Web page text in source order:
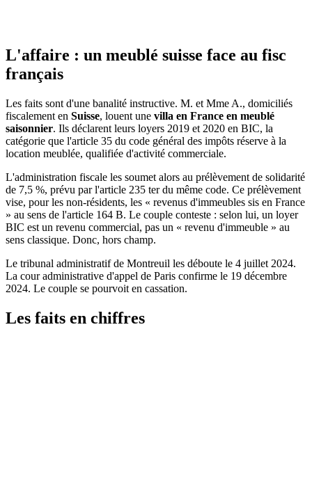
L'affaire : un meublé suisse face au fisc
français
Les faits sont d'une banalité instructive. M. et Mme A., domiciliés
fiscalement en Suisse, louent une villa en France en meublé
saisonnier. Ils déclarent leurs loyers 2019 et 2020 en BIC, la
catégorie que l'article 35 du code général des impôts réserve à la
location meublée, qualifiée d'activité commerciale.
L'administration fiscale les soumet alors au prélèvement de solidarité
de 7,5 %, prévu par l'article 235 ter du même code. Ce prélèvement
vise, pour les non-résidents, les « revenus d'immeubles sis en France
» au sens de l'article 164 B. Le couple conteste : selon lui, un loyer
BIC est un revenu commercial, pas un « revenu d'immeuble » au
sens classique. Donc, hors champ.
Le tribunal administratif de Montreuil les déboute le 4 juillet 2024.
La cour administrative d'appel de Paris confirme le 19 décembre
2024. Le couple se pourvoit en cassation.
Les faits en chiffres